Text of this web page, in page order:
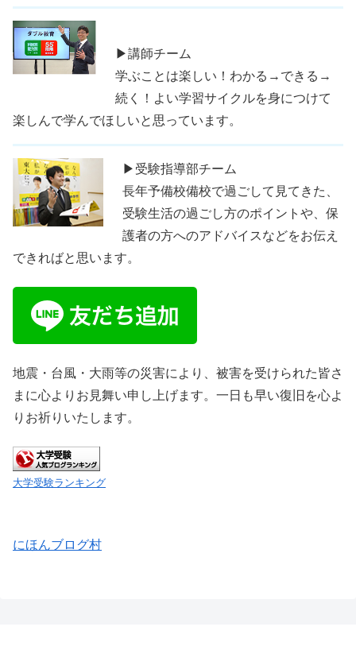
▶講師チーム
学ぶことは楽しい！わかる→できる→
続く！よい学習サイクルを身につけて
楽しんで学んでほしいと思っています。
▶受験指導部チーム
長年予備校備校で過ごして見てきた、
受験生活の過ごし方のポイントや、保
護者の方へのアドバイスなどをお伝え
できればと思います。
地震・台風・大雨等の災害により、被害を受けられた皆さ
まに心よりお見舞い申し上げます。一日も早い復旧を心よ
りお祈りいたします。
大学受験ランキング
にほんブログ村